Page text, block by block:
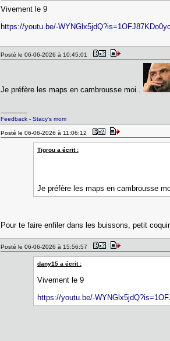
Vivement le 9
https://youtu.be/-
Posté le 06-06-2026 à 10:45:01
Je préfère les maps en cambrousse moi..
---------------
Feedback -Stacy's mom
Posté le 06-06-2026 à 11:06:12
Tigrou a écrit :
Je préfère les maps en cambrousse
Pour te faire enfiler dans les buissons, petit
Posté le 06-06-2026 à 15:56:57
dany15 a écrit :
Vivement le 9
https://youtu.be/-